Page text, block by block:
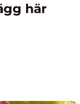
här